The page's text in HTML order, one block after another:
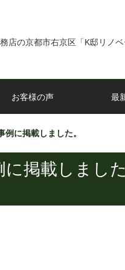
の京都市右京区「K邸リノ
お客様の声 最
に掲載しました。
掲載しました